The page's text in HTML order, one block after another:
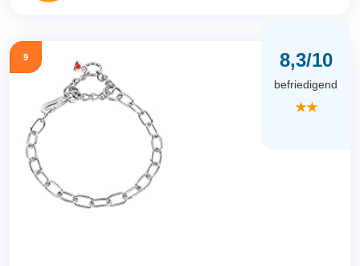
9 8,3/10
befriedigend
★★